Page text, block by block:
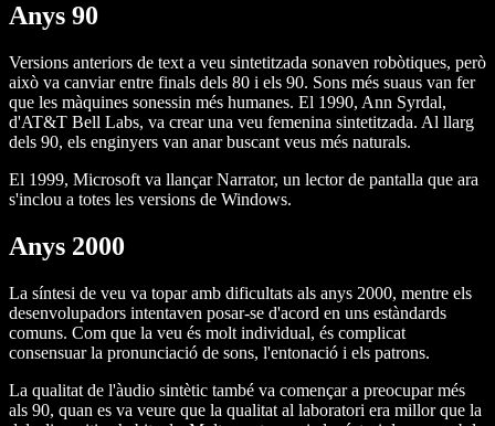
Anys 90
Versions anteriors de text a veu sintetitzada sonaven robòtiques, però
això va canviar entre finals dels 80 i els 90. Sons més suaus van fer
que les màquines sonessin més humanes. El 1990, Ann Syrdal,
d'AT&T Bell Labs, va crear una veu femenina sintetitzada. Al llarg
dels 90, els enginyers van anar buscant veus més naturals.
El 1999, Microsoft va llançar Narrator, un lector de pantalla que ara
s'inclou a totes les versions de Windows.
Anys 2000
La síntesi de veu va topar amb dificultats als anys 2000, mentre els
desenvolupadors intentaven posar-se d'acord en uns estàndards
comuns. Com que la veu és molt individual, és complicat
consensuar la pronunciació de sons, l'entonació i els patrons.
La qualitat de l'àudio sintètic també va començar a preocupar més
als 90, quan es va veure que la qualitat al laboratori era millor que la